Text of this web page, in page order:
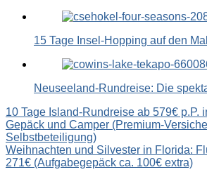
15 Tage Insel-Hopping auf den
Neuseeland-Rundreise: Die
Beitragsnavigation
10 Tage Island-Rundreise ab 579€ p.P.
Gepäck und Camper (Premium-
Selbstbeteiligung)
Weihnachten und Silvester in Florida:
271€ (Aufgabegepäck ca. 100€ extra)